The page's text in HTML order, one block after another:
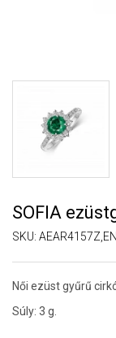
SOFIA
SKU:
Női ezüst gyűrű
Súly: 3 g.